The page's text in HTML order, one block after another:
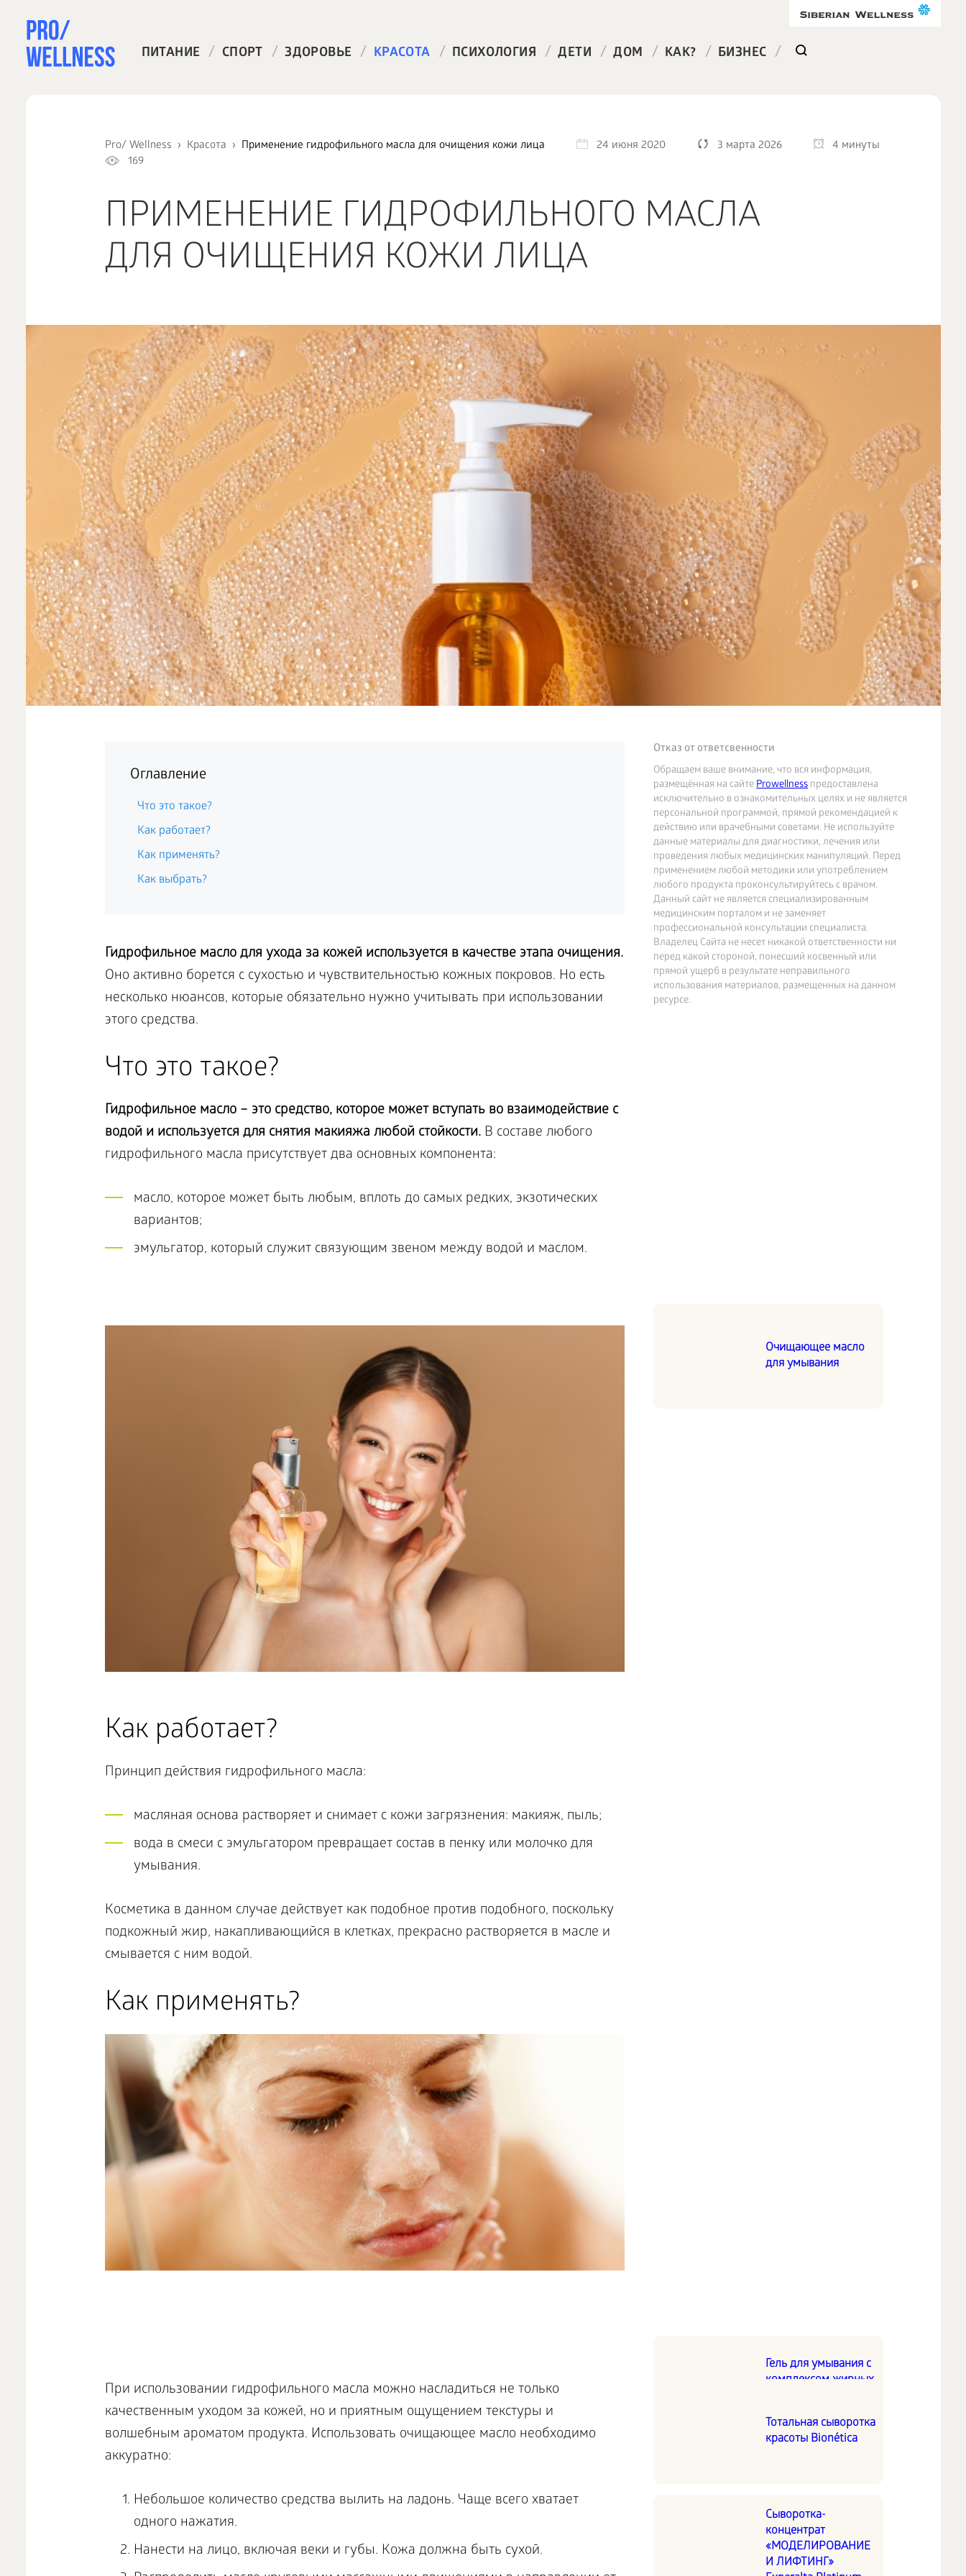
ПИТАНИЕ / СПОРТ / ЗДОРОВЬЕ / КРАСОТА / ПСИХОЛОГИЯ / ДЕТИ / ДОМ / КАК? / БИЗНЕС /
Pro/ Wellness Красота Применение гидрофильного масла для очищения кожи лица 24 июня 2020 3 марта 2026
4 минуты
169
ПРИМЕНЕНИЕ ГИДРОФИЛЬНОГО МАСЛА
ДЛЯ ОЧИЩЕНИЯ КОЖИ ЛИЦА
Отказ от ответсвенности
Обращаем ваше внимание, что вся информация,
размещённая на сайтеProwellnessпредоставлена
исключительно в ознакомительных целях и не является
персональной программой, прямой рекомендацией к
действию или врачебными советами. Не используйте
данные материалы для диагностики, лечения или
проведения любых медицинских манипуляций. Перед
применением любой методики или употреблением
любого продукта проконсультируйтесь с врачом.
Данный сайт не является специализированным
медицинским порталом и не заменяет
профессиональной консультации специалиста.
Владелец Сайта не несет никакой ответственности ни
перед какой стороной, понесший косвенный или
прямой ущерб в результате неправильного
использования материалов, размещенных на данном
ресурсе.
Оглавление
Что это такое?
Как работает?
Как применять?
Как выбрать?
Гидрофильное масло для ухода за кожей используется в качестве этапа очищения.
Оно активно борется с сухостью и чувствительностью кожных покровов. Но есть
несколько нюансов, которые обязательно нужно учитывать при использовании
этого средства.
Что это такое?
Гидрофильное масло – это средство, которое может вступать во взаимодействие с
водой и используется для снятия макияжа любой стойкости.В составе любого
гидрофильного масла присутствует два основных компонента:
масло, которое может быть любым, вплоть до самых редких, экзотических
вариантов;
эмульгатор, который служит связующим звеном между водой и маслом.
Очищающее масло
для умывания
Как работает?
Принцип действия гидрофильного масла:
масляная основа растворяет и снимает с кожи загрязнения: макияж, пыль;
вода в смеси с эмульгатором превращает состав в пенку или молочко для
умывания.
Косметика в данном случае действует как подобное против подобного, поскольку
подкожный жир, накапливающийся в клетках, прекрасно растворяется в масле и
смывается с ним водой.
Как применять?
Гель для умывания с
комплексом жирных
Тотальная сыворотка
красоты Bionética
Сыворотка-
концентрат
«МОДЕЛИРОВАНИЕ
И ЛИФТИНГ»
При использовании гидрофильного масла можно насладиться не только
качественным уходом за кожей, но и приятным ощущением текстуры и
волшебным ароматом продукта. Использовать очищающее масло необходимо
аккуратно:
Небольшое количество средства вылить на ладонь. Чаще всего хватает
одного нажатия.
Нанести на лицо, включая веки и губы. Кожа должна быть сухой.